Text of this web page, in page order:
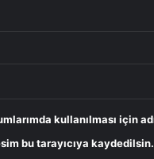
kullanılması için
bu tarayıcıya kaydedilsin.